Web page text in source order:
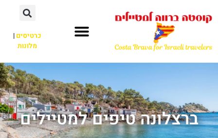
כרטיסים|
מלונות
ברצלונה טיפים למטיילים